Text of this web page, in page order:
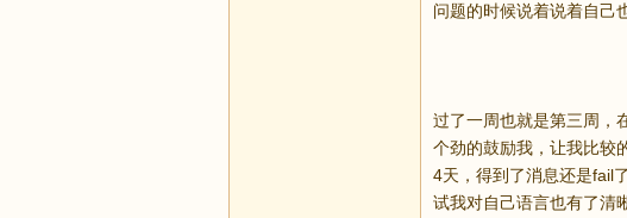
问题的时候说着说着自己
过了一周也就是第三周，
个劲的鼓励我，让我比较
4天，得到了消息还是fail
试我对自己语言也有了清